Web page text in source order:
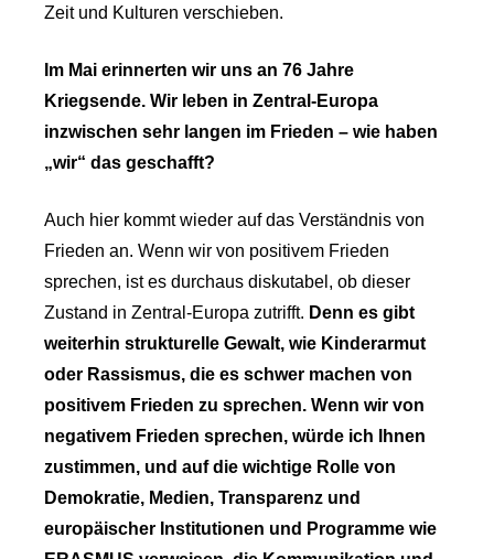
Zeit und Kulturen verschieben.
Im Mai erinnerten wir uns an 76 Jahre
Kriegsende. Wir leben in Zentral-Europa
inzwischen sehr langen im Frieden – wie haben
„wir“ das geschafft?
Auch hier kommt wieder auf das Verständnis von
Frieden an. Wenn wir von positivem Frieden
sprechen, ist es durchaus diskutabel, ob dieser
Zustand in Zentral-Europa zutrifft. Denn es gibt
weiterhin strukturelle Gewalt, wie Kinderarmut
oder Rassismus, die es schwer machen von
positivem Frieden zu sprechen. Wenn wir von
negativem Frieden sprechen, würde ich Ihnen
zustimmen, und auf die wichtige Rolle von
Demokratie, Medien, Transparenz und
europäischer Institutionen und Programme wie